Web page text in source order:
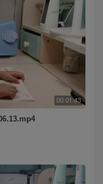
00:01:43